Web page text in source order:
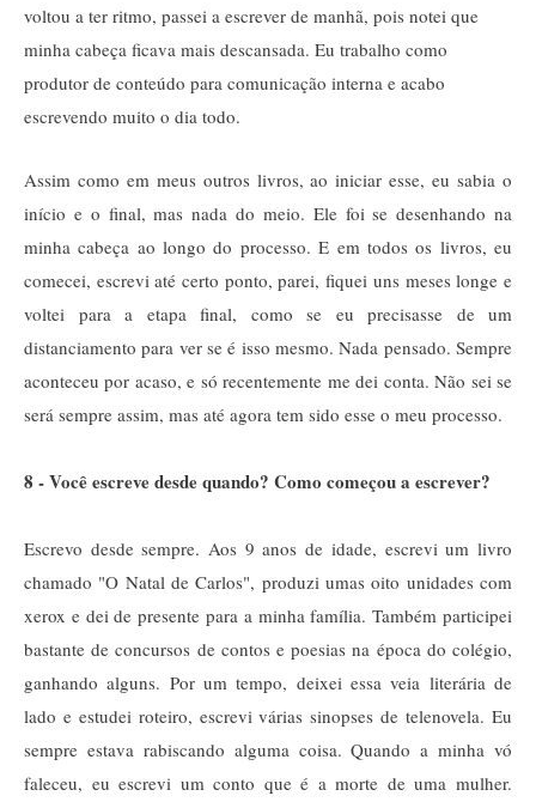
voltou a ter ritmo, passei a escrever de manhã, pois notei que
minha cabeça ficava mais descansada. Eu trabalho como
produtor de conteúdo para comunicação interna e acabo
escrevendo muito o dia todo.
Assim como em meus outros livros, ao iniciar esse, eu sabia o
início e o final, mas nada do meio. Ele foi se desenhando na
minha cabeça ao longo do processo. E em todos os livros, eu
comecei, escrevi até certo ponto, parei, fiquei uns meses longe e
voltei para a etapa final, como se eu precisasse de um
distanciamento para ver se é isso mesmo. Nada pensado. Sempre
aconteceu por acaso, e só recentemente me dei conta. Não sei se
será sempre assim, mas até agora tem sido esse o meu processo.
8 - Você escreve desde quando? Como começou a escrever?
Escrevo desde sempre. Aos 9 anos de idade, escrevi um livro
chamado "O Natal de Carlos", produzi umas oito unidades com
xerox e dei de presente para a minha família. Também participei
bastante de concursos de contos e poesias na época do colégio,
ganhando alguns. Por um tempo, deixei essa veia literária de
lado e estudei roteiro, escrevi várias sinopses de telenovela. Eu
sempre estava rabiscando alguma coisa. Quando a minha vó
faleceu, eu escrevi um conto que é a morte de uma mulher.